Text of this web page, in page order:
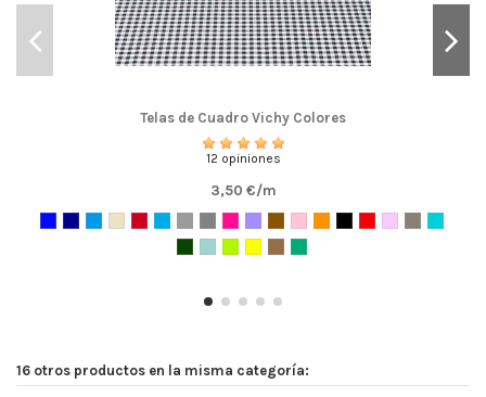
Telas de Cuadro Vichy Colores
12 opiniones
3,50 €/m
16 otros productos en la misma categoría: